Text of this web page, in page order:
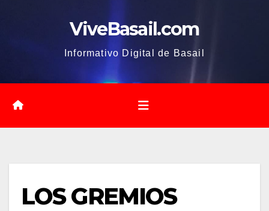
ViveBasail.com
Informativo Digital de Basail
LOS GREMIOS